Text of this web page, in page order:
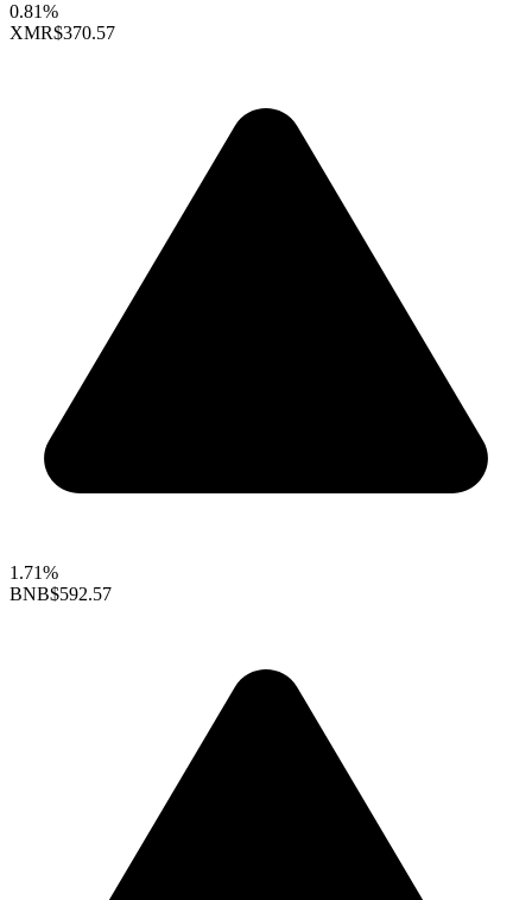
0.81%
XMR$370.57
1.71%
BNB$592.57